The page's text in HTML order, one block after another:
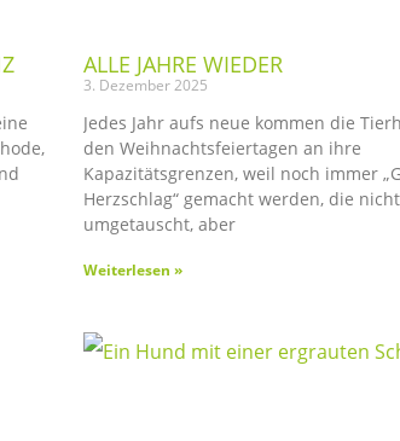
ALLE JAHRE WIEDER
3. Dezember 2025
Jedes Jahr aufs neue kommen die
den Weihnachtsfeiertagen an ihre
Kapazitätsgrenzen, weil noch immer
Herzschlag“ gemacht werden, die nicht
umgetauscht, aber
Weiterlesen »